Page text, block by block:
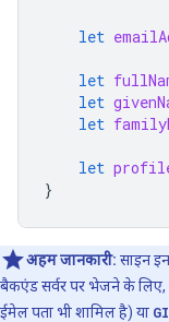
let
let
let
let
let
}
अहम जानकारी: साइन
बैकएंड सर्वर पर भेजने के लिए,
ईमेल पता भी शामिल है) या